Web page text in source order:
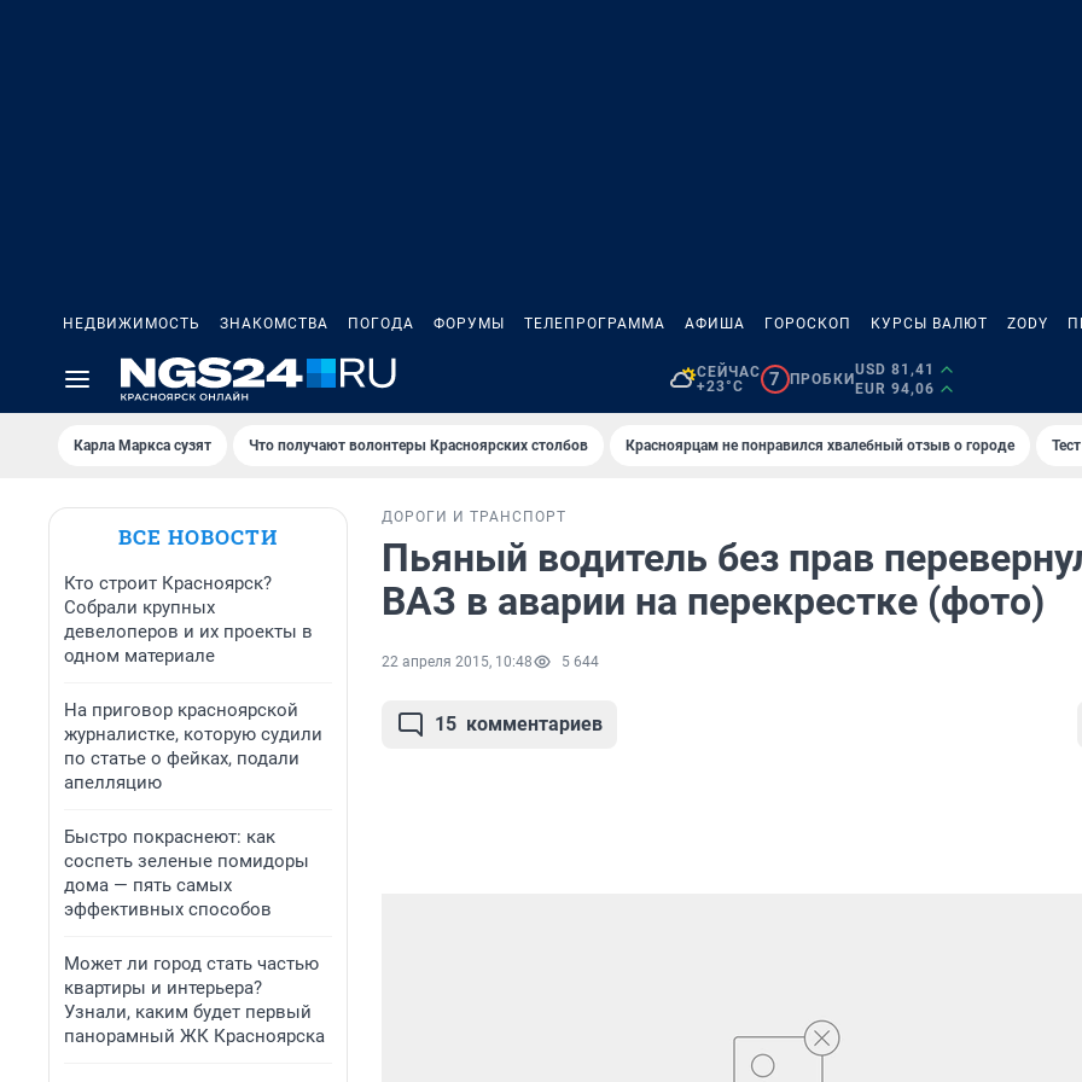
НЕДВИЖИМОСТЬ ЗНАКОМСТВА ПОГОДА ФОРУМЫ ТЕЛЕПРОГРАММА АФИША ГОРОСКОП КУРСЫ ВАЛЮТ ZODY
СЕЙЧАС
+23°C
7 ПРОБКИ
USD 81,41
EUR 94,06
Карла Маркса сузят Что получают волонтеры Красноярских столбов Красноярцам не понравился хвалебный отзыв о городе
ВСЕ НОВОСТИ
Кто строит Красноярск?
Собрали крупных
девелоперов и их проекты в
одном материале
На приговор красноярской
журналистке, которую судили
по статье о фейках, подали
апелляцию
Быстро покраснеют: как
соспеть зеленые помидоры
дома — пять самых
эффективных способов
Может ли город стать частью
квартиры и интерьера?
Узнали, каким будет первый
панорамный ЖК Красноярска
ДОРОГИ И ТРАНСПОРТ
Пьяный водитель без прав
ВАЗ в аварии на перекрестке (фото)
22 апреля 2015, 10:48 5 644
15 комментариев